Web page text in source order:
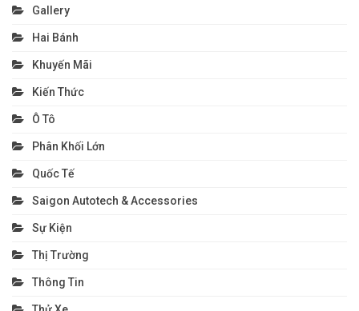
Gallery
Hai Bánh
Khuyến Mãi
Kiến Thức
Ô Tô
Phân Khối Lớn
Quốc Tế
Saigon Autotech & Accessories
Sự Kiện
Thị Trường
Thông Tin